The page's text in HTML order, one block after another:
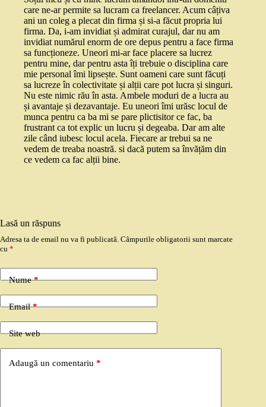
care ne-ar permite sa lucram ca freelancer. Acum câțiva
ani un coleg a plecat din firma și si-a făcut propria lui
firma. Da, i-am invidiat și admirat curajul, dar nu am
invidiat numărul enorm de ore depus pentru a face firma
sa funcționeze. Uneori mi-ar face placere sa lucrez
pentru mine, dar pentru asta îți trebuie o disciplina care
mie personal îmi lipsește. Sunt oameni care sunt făcuți
sa lucreze în colectivitate și alții care pot lucra și singuri.
Nu este nimic rău în asta. Ambele moduri de a lucra au
și avantaje și dezavantaje. Eu uneori îmi urăsc locul de
munca pentru ca ba mi se pare plictisitor ce fac, ba
frustrant ca tot explic un lucru și degeaba. Dar am alte
zile când iubesc locul acela. Fiecare ar trebui sa ne
vedem de treaba noastră. si dacă putem sa învățăm din
ce vedem ca fac alții bine.
Lasă un răspuns
Adresa ta de email nu va fi publicată. Câmpurile obligatorii sunt marcate
cu *
Nume*
Email*
Site web
Adaugă un comentariu *